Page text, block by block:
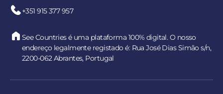
+351 915 377 957
See Countries é uma plataforma 100% digital. O nosso
endereço legalmente registado é: Rua José Dias Simão s/n,
2200-062 Abrantes, Portugal